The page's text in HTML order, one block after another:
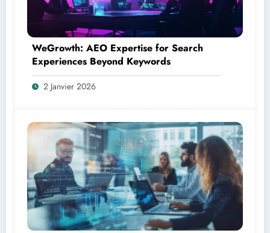
WeGrowth: AEO Expertise for Search
Experiences Beyond Keywords
2 Janvier 2026